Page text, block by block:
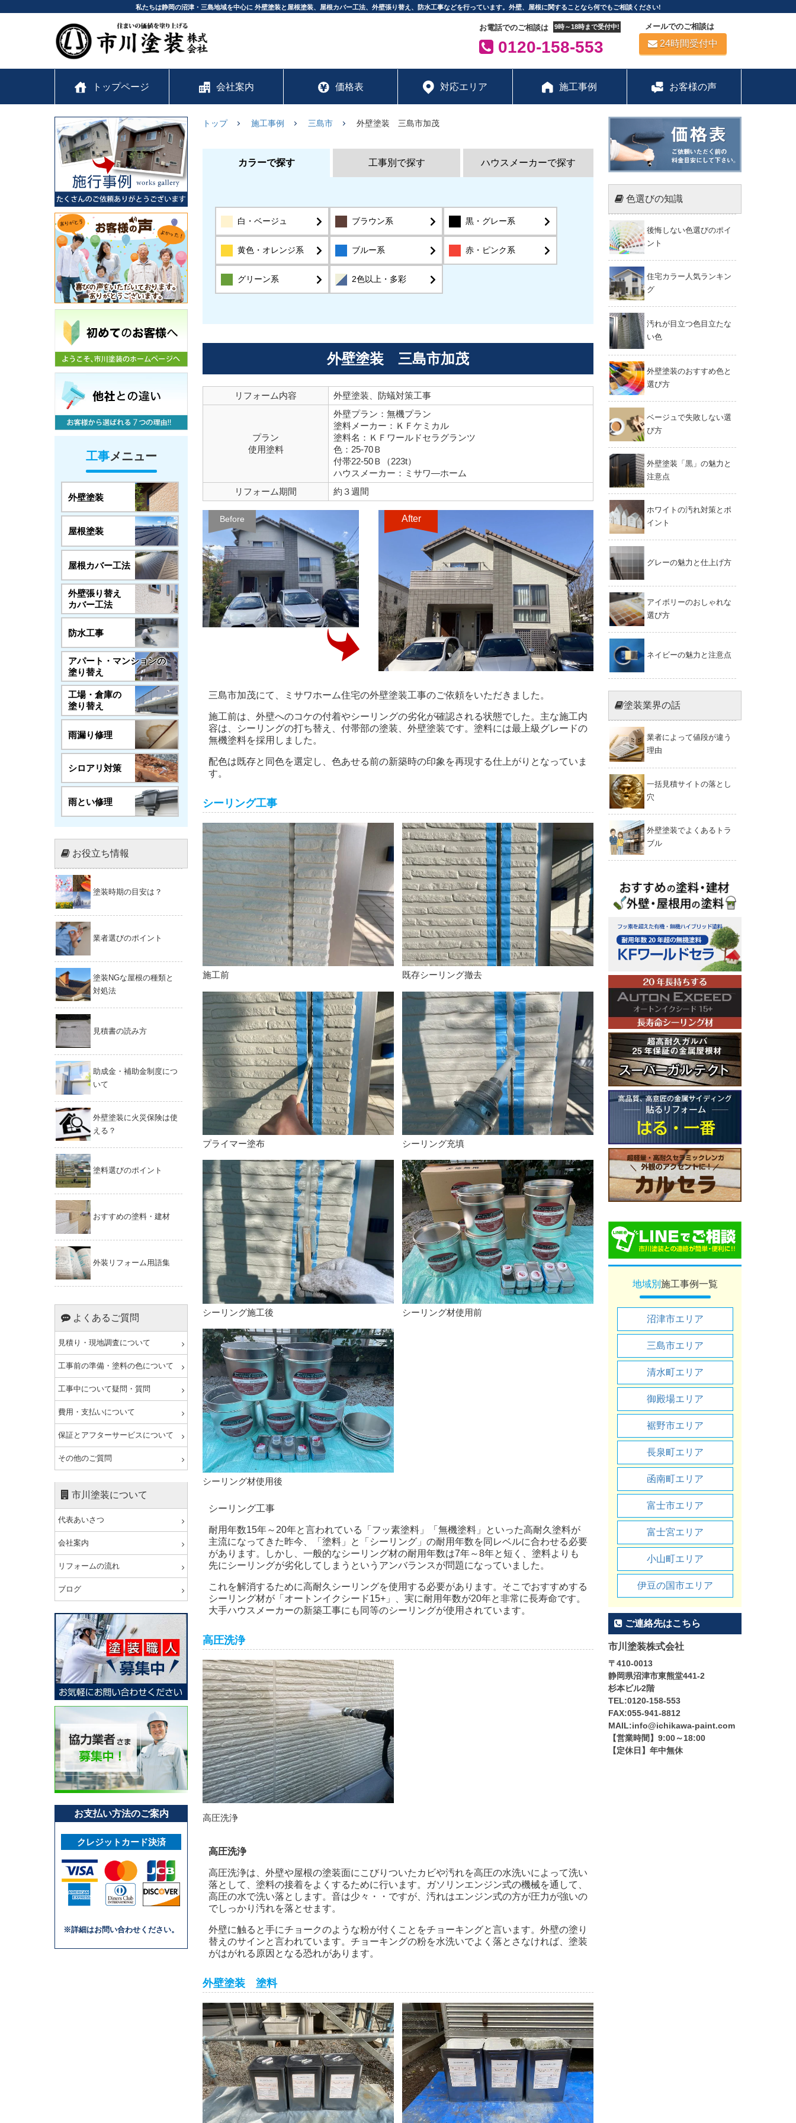
私たちは静岡の沼津・三島地域を中心に 外壁塗装と屋根塗装、屋根カバー工法、外壁張り替え、防水工事などを行っています。外壁、屋根に関することなら何でもご相談ください!
お電話でのご相談は 9時～18時まで受付中!
0120-158-553
メールでのご相談は
24時間受付中
トップページ 会社案内 価格表 対応エリア 施工事例 お客様の声
工事メニュー
外壁塗装
屋根塗装
屋根カバー工法
外壁張り替え
カバー工法
防水工事
アパート・マンションの
塗り替え
工場・倉庫の
塗り替え
雨漏り修理
シロアリ対策
雨とい修理
お役立ち情報
塗装時期の目安は？
業者選びのポイント
塗装NGな屋根の種類と
対処法
見積書の読み方
助成金・補助金制度につ
いて
外壁塗装に火災保険は使
える？
塗料選びのポイント
おすすめの塗料・建材
外装リフォーム用語集
よくあるご質問
見積り・現地調査について
工事前の準備・塗料の色について
工事中について疑問・質問
費用・支払いについて
保証とアフターサービスについて
その他のご質問
市川塗装について
代表あいさつ
会社案内
リフォームの流れ
ブログ
お支払い方法のご案内
クレジットカード決済
※詳細はお問い合わせください。
トップ 施工事例 三島市 外壁塗装 三島市加茂
カラーで探す 工事別で探す ハウスメーカーで探す
白・ベージュ ブラウン系 黒・グレー系
黄色・オレンジ系 ブルー系 赤・ピンク系
グリーン系 2色以上・多彩
外壁塗装 三島市加茂
リフォーム内容 外壁塗装、防蟻対策工事
プラン
使用塗料
外壁プラン：無機プラン
塗料メーカー：ＫＦケミカル
塗料名：ＫＦワールドセラグランツ
色：25-70Ｂ
付帯22-50Ｂ（223t）
ハウスメーカー：ミサワ―ホーム
リフォーム期間
約３週間
Before After
三島市加茂にて、ミサワホーム住宅の外壁塗装工事のご依頼をいただきました。
施工前は、外壁へのコケの付着やシーリングの劣化が確認される状態でした。主な施工内
容は、シーリングの打ち替え、付帯部の塗装、外壁塗装です。塗料には最上級グレードの
無機塗料を採用しました。
配色は既存と同色を選定し、色あせる前の新築時の印象を再現する仕上がりとなっていま
す。
シーリング工事
施工前 既存シーリング撤去
プライマー塗布 シーリング充填
シーリング施工後 シーリング材使用前
シーリング材使用後
シーリング工事
耐用年数15年～20年と言われている「フッ素塗料」「無機塗料」といった高耐久塗料が
主流になってきた昨今、「塗料」と「シーリング」の耐用年数を同レベルに合わせる必要
があります。しかし、一般的なシーリング材の耐用年数は7年～8年と短く、塗料よりも
先にシーリングが劣化してしまうというアンバランスが問題になっていました。
これを解消するために高耐久シーリングを使用する必要があります。そこでおすすめする
シーリング材が「オートンイクシード15+」、実に耐用年数が20年と非常に長寿命です。
大手ハウスメーカーの新築工事にも同等のシーリングが使用されています。
高圧洗浄
高圧洗浄
高圧洗浄
高圧洗浄は、外壁や屋根の塗装面にこびりついたカビや汚れを高圧の水洗いによって洗い
落として、塗料の接着をよくするために行います。ガソリンエンジン式の機械を通して、
高圧の水で洗い落とします。音は少々・・ですが、汚れはエンジン式の方が圧力が強いの
でしっかり汚れを落とせます。
外壁に触ると手にチョークのような粉が付くことをチョーキングと言います。外壁の塗り
替えのサインと言われています。チョーキングの粉を水洗いでよく落とさなければ、塗装
がはがれる原因となる恐れがあります。
外壁塗装 塗料
色選びの知識
後悔しない色選びのポイ
ント
住宅カラー人気ランキン
グ
汚れが目立つ色目立たな
い色
外壁塗装のおすすめ色と
選び方
ベージュで失敗しない選
び方
外壁塗装「黒」の魅力と
注意点
ホワイトの汚れ対策とポ
イント
グレーの魅力と仕上げ方
アイボリーのおしゃれな
選び方
ネイビーの魅力と注意点
塗装業界の話
業者によって値段が違う
理由
一括見積サイトの落とし
穴
外壁塗装でよくあるトラ
ブル
地域別 施工事例一覧
沼津市エリア
三島市エリア
清水町エリア
御殿場エリア
裾野市エリア
長泉町エリア
函南町エリア
富士市エリア
富士宮エリア
小山町エリア
伊豆の国市エリア
ご連絡先はこちら
市川塗装株式会社
〒410-0013
静岡県沼津市東熊堂441-2
杉本ビル2階
TEL:0120-158-553
FAX:055-941-8812
MAIL:info@ichikawa-paint.com
【営業時間】9:00～18:00
【定休日】年中無休